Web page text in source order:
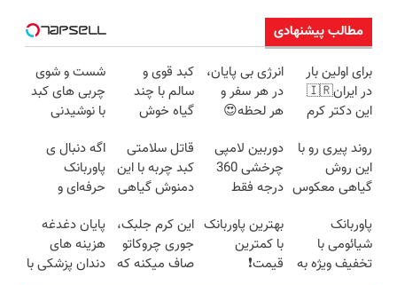
مطالب پیشنهادی
برای اولین بار
در ایران🇮🇷
این دکتر کرم
روزه ساخت!
انرژی بی پایان،
در هر سفر و
هر لحظه😍
شیائومی با
تخفیف ویژه🔥
کبد قوی و
سالم با چند
گیاه خوش
شست و شوی
چربی های کبد
با نوشیدنی
روند پیری رو با
این روش
گیاهی معکوس
دوربین لامپی
چرخشی 360
درجه فقط
🔥 پرداخت
درب منزل
قاتل سلامتی
کبد چربه با این
دمنوش گیاهی
اگه دنبال ی
پاوربانک
حرفه‌ای و
تخفیف رو از
دست نده👌🏻
پاوربانک
شیائومی با
تخفیف ویژه به
بهترین پاوربانک
با کمترین
قیمت❗
این کرم جلبک،
جوری چروکاتو
صاف میکنه که
پایان دغدغه
هزینه های
دندان پزشکی با